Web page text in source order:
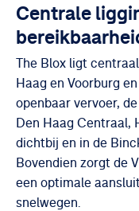
Centrale
The Blox ligt
Haag en Voorburg
openbaar vervoer,
Den Haag Centraal,
dichtbij en in de
Bovendien zorgt de
een optimale
snelwegen.